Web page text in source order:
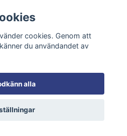
cookies. Genom att
du användandet av
alla